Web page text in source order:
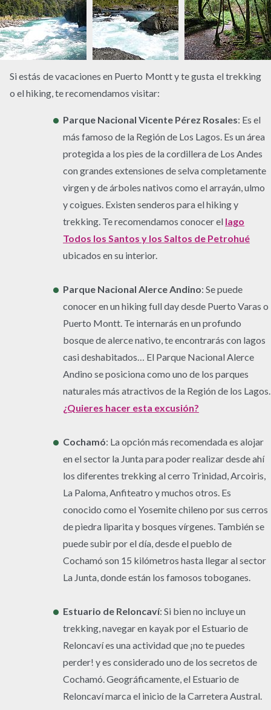
Si estás de vacaciones en Puerto Montt y te gusta el trekking
o el hiking, te recomendamos visitar:
Parque Nacional Vicente Pérez Rosales: Es el
más famoso de la Región de Los Lagos. Es un área
protegida a los pies de la cordillera de Los Andes
con grandes extensiones de selva completamente
virgen y de árboles nativos como el arrayán, ulmo
y coigues. Existen senderos para el hiking y
trekking. Te recomendamos conocer el lago
Todos los Santos y los Saltos de Petrohué
ubicados en su interior.
Parque Nacional Alerce Andino: Se puede
conocer en un hiking full day desde Puerto Varas o
Puerto Montt. Te internarás en un profundo
bosque de alerce nativo, te encontrarás con lagos
casi deshabitados… El Parque Nacional Alerce
Andino se posiciona como uno de los parques
naturales más atractivos de la Región de los Lagos.
¿Quieres hacer esta excusión?
Cochamó: La opción más recomendada es alojar
en el sector la Junta para poder realizar desde ahí
los diferentes trekking al cerro Trinidad, Arcoiris,
La Paloma, Anfiteatro y muchos otros. Es
conocido como el Yosemite chileno por sus cerros
de piedra liparita y bosques vírgenes. También se
puede subir por el día, desde el pueblo de
Cochamó son 15 kilómetros hasta llegar al sector
La Junta, donde están los famosos toboganes.
Estuario de Reloncaví: Si bien no incluye un
trekking, navegar en kayak por el Estuario de
Reloncaví es una actividad que ¡no te puedes
perder! y es considerado uno de los secretos de
Cochamó. Geográficamente, el Estuario de
Reloncaví marca el inicio de la Carretera Austral.